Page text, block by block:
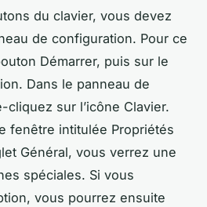
du clavier, vous devez
de configuration. Pour ce
Démarrer, puis sur le
Dans le panneau de
sur l’icône Clavier.
fenêtre intitulée Propriétés
Général, vous verrez une
spéciales. Si vous
vous pourrez ensuite